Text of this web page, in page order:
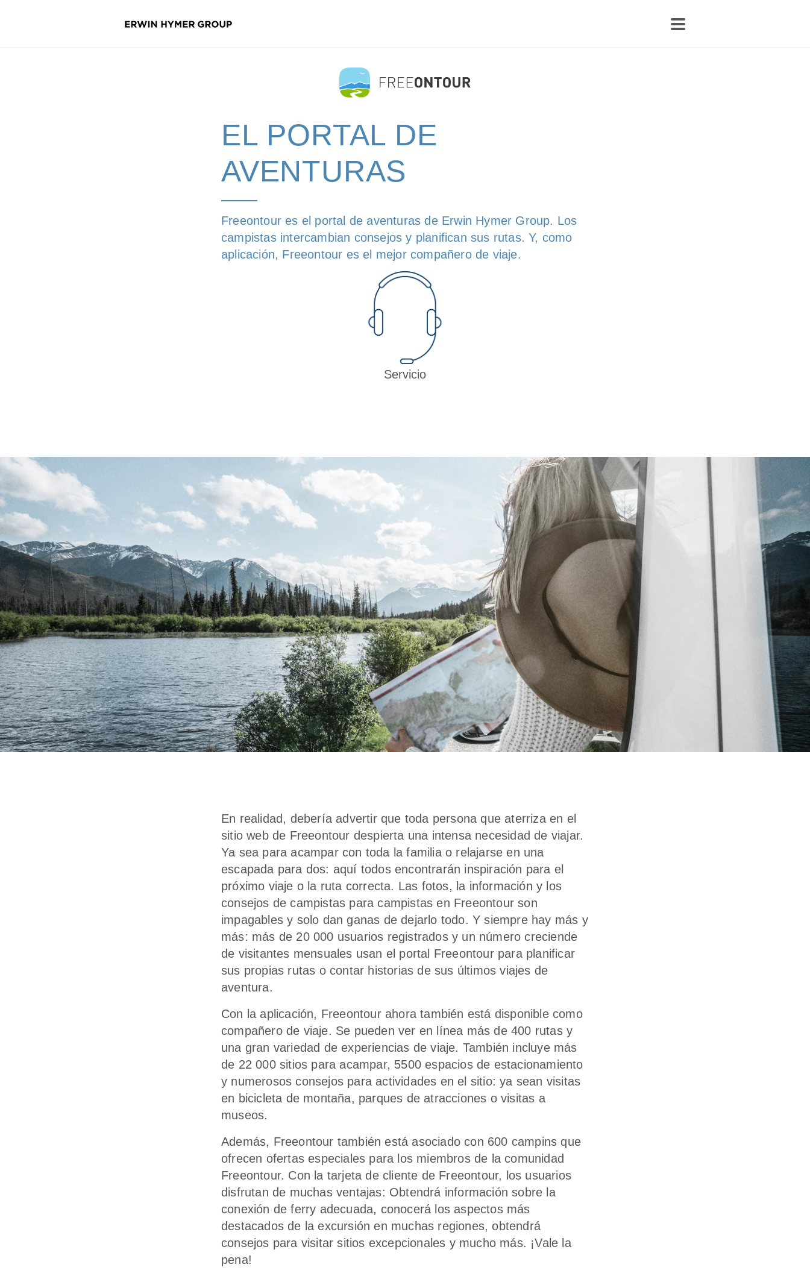
EL PORTAL DE
AVENTURAS
Freeontour es el portal de aventuras de Erwin Hymer Group. Los
campistas intercambian consejos y planifican sus rutas. Y, como
aplicación, Freeontour es el mejor compañero de viaje.
Servicio
En realidad, debería advertir que toda persona que aterriza en el
sitio web de Freeontour despierta una intensa necesidad de viajar.
Ya sea para acampar con toda la familia o relajarse en una
escapada para dos: aquí todos encontrarán inspiración para el
próximo viaje o la ruta correcta. Las fotos, la información y los
consejos de campistas para campistas en Freeontour son
impagables y solo dan ganas de dejarlo todo. Y siempre hay más y
más: más de 20 000 usuarios registrados y un número creciende
de visitantes mensuales usan el portal Freeontour para planificar
sus propias rutas o contar historias de sus últimos viajes de
aventura.
Con la aplicación, Freeontour ahora también está disponible como
compañero de viaje. Se pueden ver en línea más de 400 rutas y
una gran variedad de experiencias de viaje. También incluye más
de 22 000 sitios para acampar, 5500 espacios de estacionamiento
y numerosos consejos para actividades en el sitio: ya sean visitas
en bicicleta de montaña, parques de atracciones o visitas a
museos.
Además, Freeontour también está asociado con 600 campins que
ofrecen ofertas especiales para los miembros de la comunidad
Freeontour. Con la tarjeta de cliente de Freeontour, los usuarios
disfrutan de muchas ventajas: Obtendrá información sobre la
conexión de ferry adecuada, conocerá los aspectos más
destacados de la excursión en muchas regiones, obtendrá
consejos para visitar sitios excepcionales y mucho más. ¡Vale la
pena!